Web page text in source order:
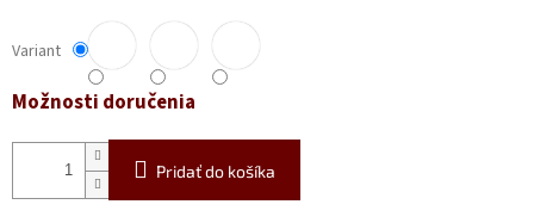
Variant
Možnosti doručenia
Pridať do košíka